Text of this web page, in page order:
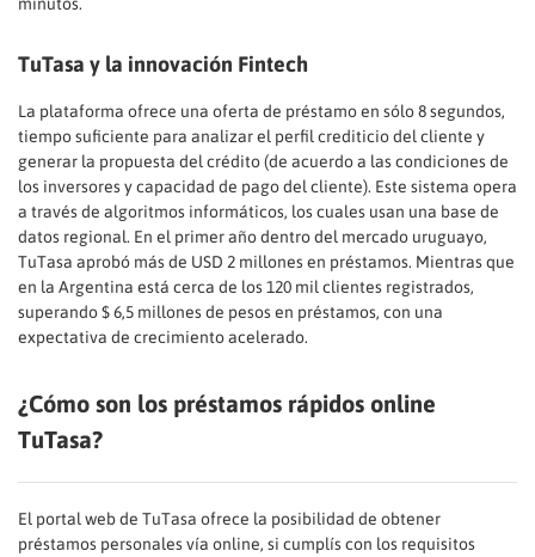
TuTasa y la innovación Fintech
La plataforma ofrece una oferta de préstamo en sólo 8 segundos,
tiempo suficiente para analizar el perfil crediticio del cliente y
generar la propuesta del crédito (de acuerdo a las condiciones de
los inversores y capacidad de pago del cliente). Este sistema opera
a través de algoritmos informáticos, los cuales usan una base de
datos regional. En el primer año dentro del mercado uruguayo,
TuTasa aprobó más de USD 2 millones en préstamos. Mientras que
en la Argentina está cerca de los 120 mil clientes registrados,
superando $ 6,5 millones de pesos en préstamos, con una
expectativa de crecimiento acelerado.
¿Cómo son los préstamos rápidos online
TuTasa?
El portal web de TuTasa ofrece la posibilidad de obtener
préstamos personales vía online, si cumplís con los requisitos